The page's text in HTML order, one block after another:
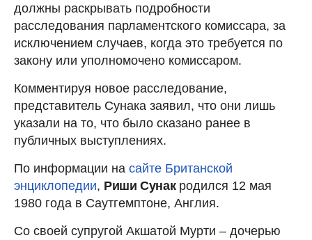
должны раскрывать подробности
расследования парламентского комиссара, за
исключением случаев, когда это требуется по
закону или уполномочено комиссаром.
Комментируя новое расследование,
представитель Сунака заявил, что они лишь
указали на то, что было сказано ранее в
публичных выступлениях.
По информации на сайте Британской
энциклопедии, Риши Сунакродился 12 мая
1980 года в Саутгемптоне, Англия.
Со своей супругой Акшатой Мурти – дочерью